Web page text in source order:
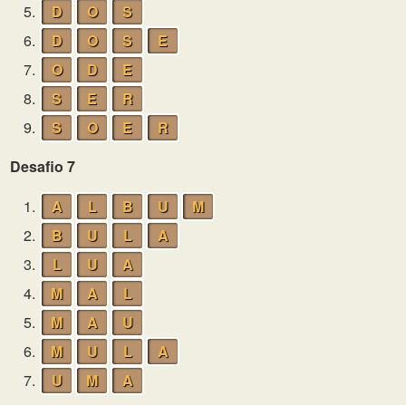
5.
D O
S
6.
D O S
E
7.
O D
E
8.
S E
R
9.
S O E
R
Desafio 7
1.
A L B U
M
2.
B U L
A
3.
L U
A
4.
M A
L
5.
M A
U
6.
M U L
A
7.
U M A